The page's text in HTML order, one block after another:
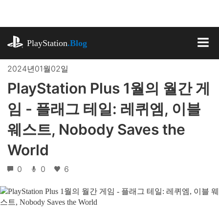
로
뛰
PlayStation.Blog
2024년01월02일
PlayStation Plus 1월의 월간 게
임 - 플래그 테일: 레퀴엠, 이블
웨스트, Nobody Saves the
World
0 0 6